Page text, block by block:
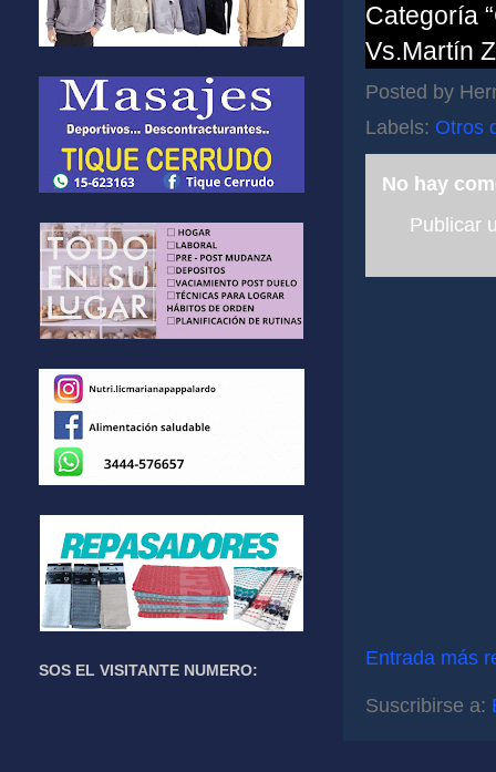
Categoría
Vs.Martín
Posted by
Labels: Otros
No hay
Publicar
Entrada más
Suscribirse a:
SOS EL VISITANTE NUMERO: